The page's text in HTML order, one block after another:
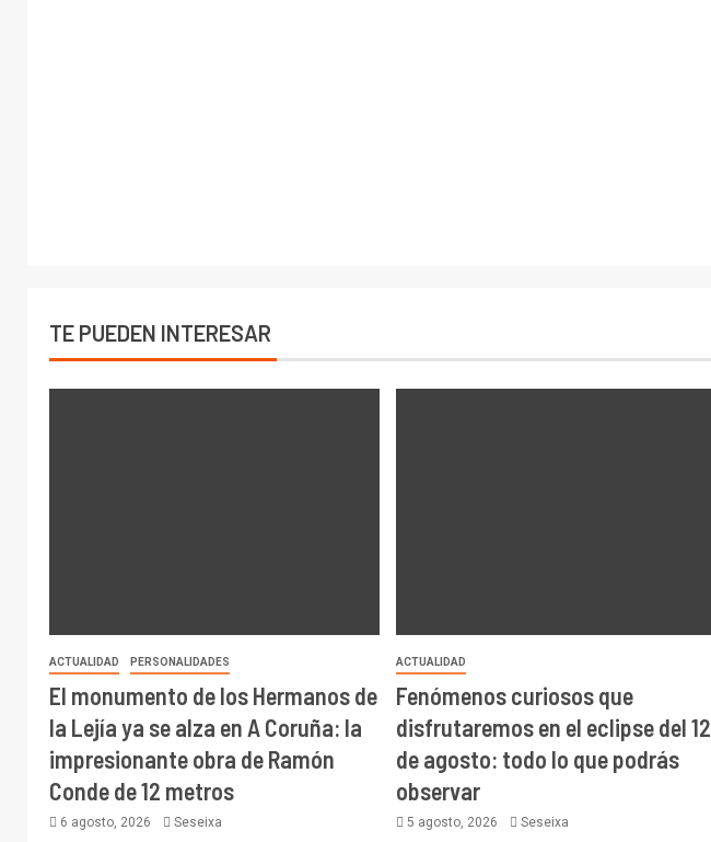
TE PUEDEN INTERESAR
ACTUALIDAD PERSONALIDADES
El monumento de los Hermanos de
la Lejía ya se alza en A Coruña: la
impresionante obra de Ramón
Conde de 12 metros
6 agosto, 2026 Seseixa
ACTUALIDAD
Fenómenos curiosos que
disfrutaremos en el eclipse del 12
de agosto: todo lo que podrás
observar
5 agosto, 2026 Seseixa